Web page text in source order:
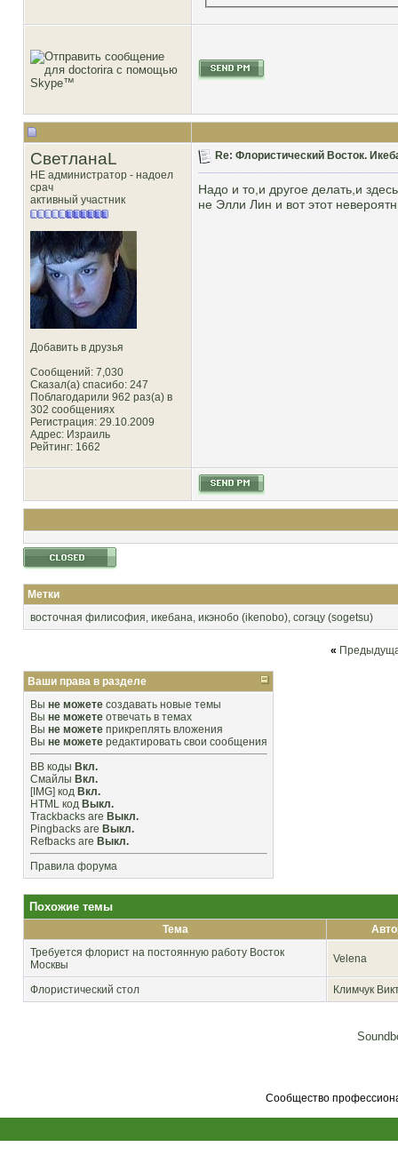
СветланаL
НЕ администратор - надоел
срач
активный участник
Добавить в друзья
Сообщений: 7,030
Сказал(а) спасибо: 247
Поблагодарили 962 раз(а) в
302 сообщениях
Регистрация: 29.10.2009
Адрес: Израиль
Рейтинг: 1662
Re: Флористический Восток.
Надо и то,и другое делать,и
не Элли Лин и вот этот
Метки
восточная филисофия, икебана, икэнобо (ikenobo), согэцу (sogetsu)
«
Ваши права в разделе
Вы не можете создавать новые темы
Вы не можете отвечать в темах
Вы не можете прикреплять вложения
Вы не можете редактировать свои сообщения
BB коды Вкл.
Смайлы Вкл.
[IMG] код Вкл.
HTML код Выкл.
Trackbacks are Выкл.
Pingbacks are Выкл.
Refbacks are Выкл.
Правила форума
Похожие темы
Тема
Требуется флорист на постоянную работу Восток
Москвы
Velena
Флористический стол Климчук
Сообщество